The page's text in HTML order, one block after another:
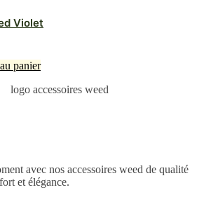
choisies
Violet
panier
avec nos accessoires weed de qualité
et élégance.